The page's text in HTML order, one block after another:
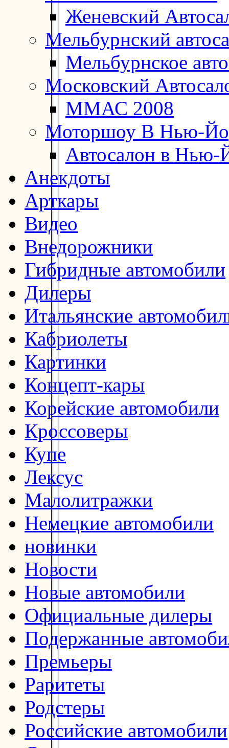
Женевский
Мельбурнский
Мельбурнское
Московский
ММАС 2008
Моторшоу В Нью-
Автосалон в Нью-
Анекдоты
Арткары
Видео
Внедорожники
Гибридные автомобили
Дилеры
Итальянские
Кабриолеты
Картинки
Концепт-кары
Корейские автомобили
Кроссоверы
Купе
Лексус
Малолитражки
Немецкие автомобили
новинки
Новости
Новые автомобили
Официальные дилеры
Подержанные
Премьеры
Раритеты
Родстеры
Российские автомобили